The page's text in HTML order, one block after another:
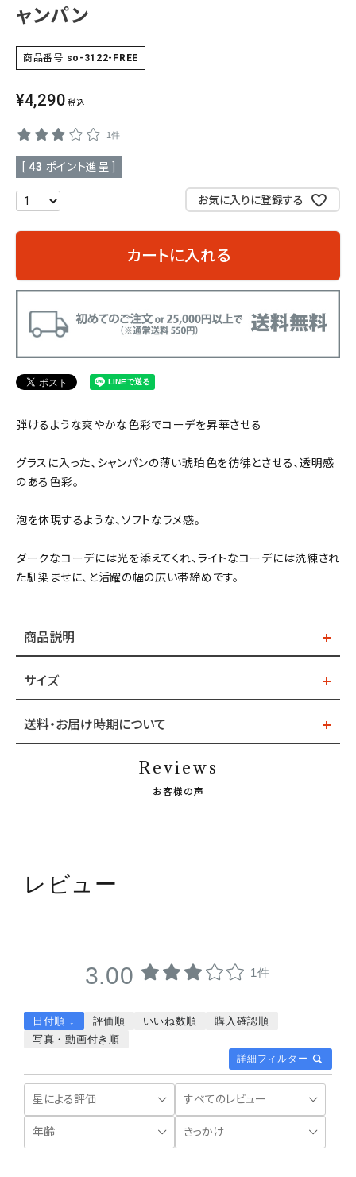
0-5,000円 5,000-10,000円
20,000-30,000円
tune絞り込んで検索
羽織
小物
新作・キャンペーン
SALE
帯結び動画
INFORMATION
ャンパン
商品番号 so-3122-FREE
¥4,290 税込
1件
43 ポイント進呈 ]
お気に入りに登録する
カートに入れる
弾けるような爽やかな色彩でコーデを昇華させる
グラスに入った、シャンパンの薄い琥珀色を彷彿とさせる、透明感
のある色彩。
泡を体現するような、ソフトなラメ感。
ダークなコーデには光を添えてくれ、ライトなコーデには洗練され
た馴染ませに、と活躍の幅の広い帯締めです。
商品説明
サイズ
送料・お届け時期について
Reviews
お客様の声
レビュー
3.00 1件
詳細フィルター
日付順 ↓ 評価順 いいね数順
購入確認順
写真・動画付き順